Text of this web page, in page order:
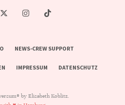
NEWS-CREW SUPPORT
IMPRESSUM DATENSCHUTZ
by Elisabeth Koblitz.